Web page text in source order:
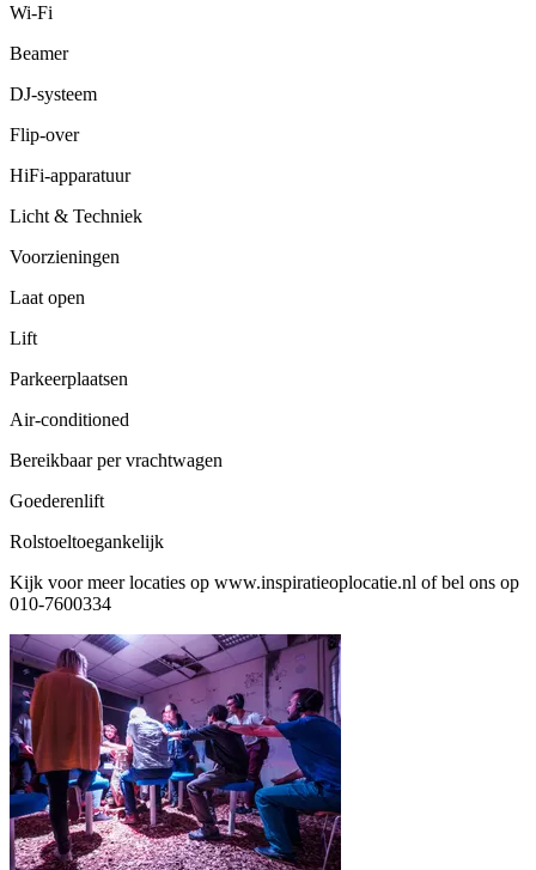
Wi-Fi
Beamer
DJ-systeem
Flip-over
HiFi-apparatuur
Licht & Techniek
Voorzieningen
Laat open
Lift
Parkeerplaatsen
Air-conditioned
Bereikbaar per vrachtwagen
Goederenlift
Rolstoeltoegankelijk
Kijk voor meer locaties op www.inspiratieoplocatie.nl of bel ons op
010-7600334